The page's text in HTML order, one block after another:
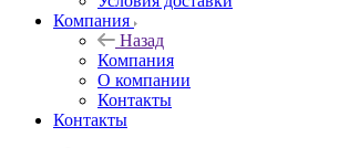
Компания
Назад
Компания
О компании
Контакты
Контакты